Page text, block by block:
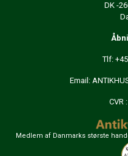
DK -
Tlf:
Email:
CVR
Medlem af Danmarks største